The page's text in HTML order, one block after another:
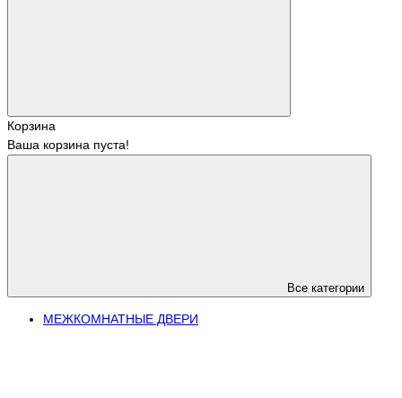
Корзина
Ваша корзина пуста!
Все категории
МЕЖКОМНАТНЫЕ ДВЕРИ